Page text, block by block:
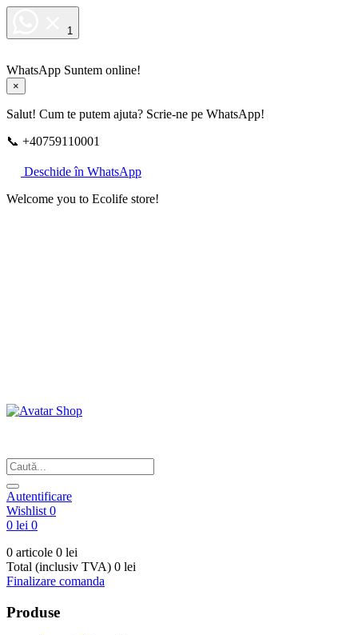
1
WhatsApp Suntem online!
×
Salut! Cum te putem ajuta? Scrie-ne pe WhatsApp!
📞 +40759110001
Deschide în WhatsApp
Welcome you to Ecolife store!
Autentificare
Wishlist 0
0 lei 0
0 articole 0 lei
Total (inclusiv TVA) 0 lei
Finalizare comanda
Produse